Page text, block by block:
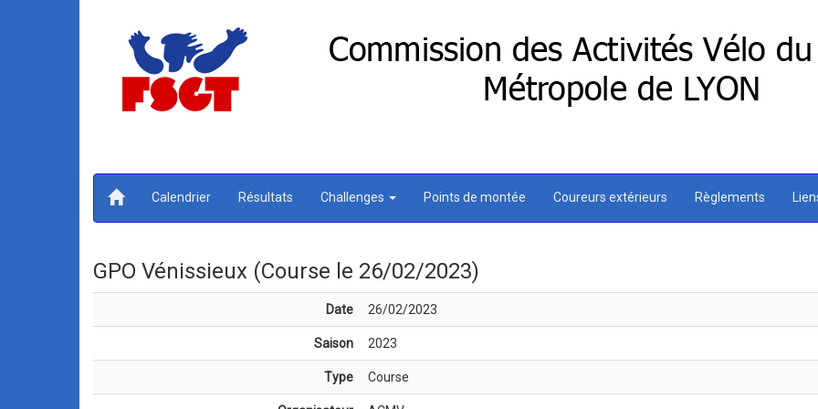
Calendrier Résultats Challenges Points de montée Coureurs extérieurs Règlements
GPO Vénissieux (Course le 26/02/2023)
Date 26/02/2023
Saison 2023
Type Course